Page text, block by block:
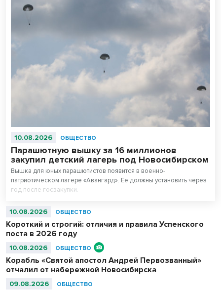
10.08.2026 ОБЩЕСТВО
Парашютную вышку за 16 миллионов
закупил детский лагерь под Новосибирском
Вышка для юных парашютистов появится в военно-
патриотическом лагере «Авангард». Ее должны установить через
год после госзакупки.
10.08.2026 ОБЩЕСТВО
Короткий и строгий: отличия и правила Успенского
поста в 2026 году
10.08.2026 ОБЩЕСТВО
Корабль «Святой апостол Андрей Первозванный»
отчалил от набережной Новосибирска
09.08.2026 ОБЩЕСТВО